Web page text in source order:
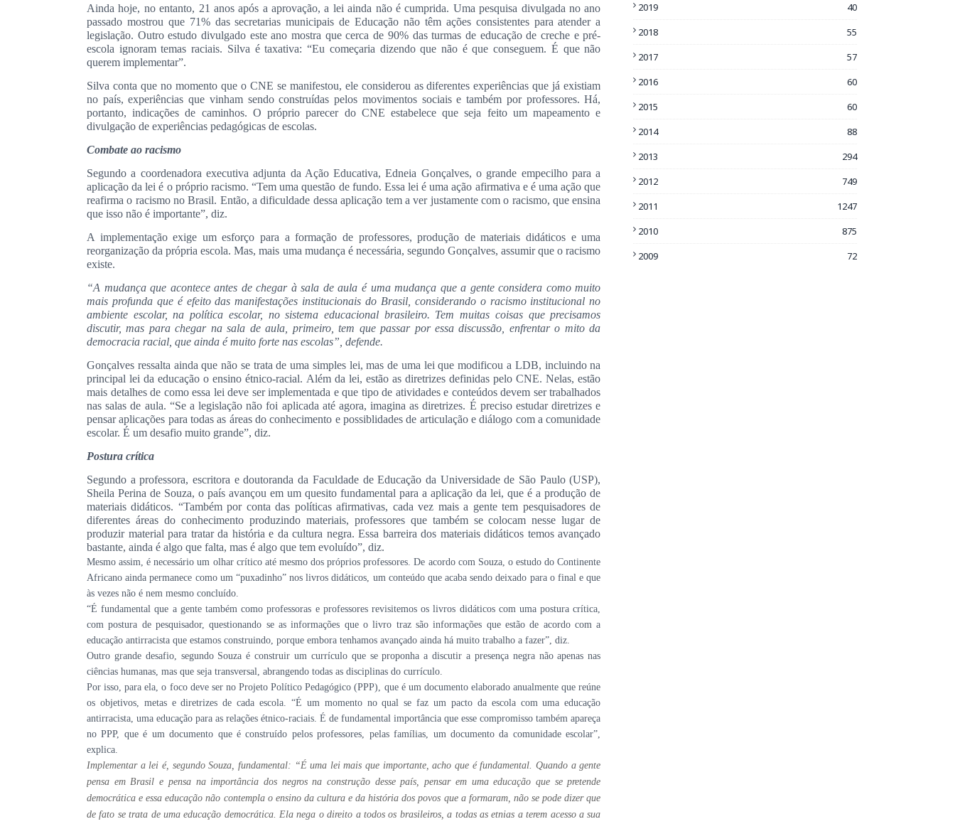
Ainda hoje, no entanto, 21 anos após a aprovação, a lei ainda não é cumprida. Uma pesquisa divulgada no ano
passado mostrou que 71% das secretarias municipais de Educação não têm ações consistentes para atender a
legislação. Outro estudo divulgado este ano mostra que cerca de 90% das turmas de educação de creche e pré-
escola ignoram temas raciais. Silva é taxativa: “Eu começaria dizendo que não é que conseguem. É que não
querem implementar”.
Silva conta que no momento que o CNE se manifestou, ele considerou as diferentes experiências que já existiam
no país, experiências que vinham sendo construídas pelos movimentos sociais e também por professores. Há,
portanto, indicações de caminhos. O próprio parecer do CNE estabelece que seja feito um mapeamento e
divulgação de experiências pedagógicas de escolas.
Combate ao racismo
Segundo a coordenadora executiva adjunta da Ação Educativa, Edneia Gonçalves, o grande empecilho para a
aplicação da lei é o próprio racismo. “Tem uma questão de fundo. Essa lei é uma ação afirmativa e é uma ação que
reafirma o racismo no Brasil. Então, a dificuldade dessa aplicação tem a ver justamente com o racismo, que ensina
que isso não é importante”, diz.
A implementação exige um esforço para a formação de professores, produção de materiais didáticos e uma
reorganização da própria escola. Mas, mais uma mudança é necessária, segundo Gonçalves, assumir que o racismo
existe.
“A mudança que acontece antes de chegar à sala de aula é uma mudança que a gente considera como muito
mais profunda que é efeito das manifestações institucionais do Brasil, considerando o racismo institucional no
ambiente escolar, na política escolar, no sistema educacional brasileiro. Tem muitas coisas que precisamos
discutir, mas para chegar na sala de aula, primeiro, tem que passar por essa discussão, enfrentar o mito da
democracia racial, que ainda é muito forte nas escolas”, defende.
Gonçalves ressalta ainda que não se trata de uma simples lei, mas de uma lei que modificou a LDB, incluindo na
principal lei da educação o ensino étnico-racial. Além da lei, estão as diretrizes definidas pelo CNE. Nelas, estão
mais detalhes de como essa lei deve ser implementada e que tipo de atividades e conteúdos devem ser trabalhados
nas salas de aula. “Se a legislação não foi aplicada até agora, imagina as diretrizes. É preciso estudar diretrizes e
pensar aplicações para todas as áreas do conhecimento e possiblidades de articulação e diálogo com a comunidade
escolar. É um desafio muito grande”, diz.
Postura crítica
Segundo a professora, escritora e doutoranda da Faculdade de Educação da Universidade de São Paulo (USP),
Sheila Perina de Souza, o país avançou em um quesito fundamental para a aplicação da lei, que é a produção de
materiais didáticos. “Também por conta das políticas afirmativas, cada vez mais a gente tem pesquisadores de
diferentes áreas do conhecimento produzindo materiais, professores que também se colocam nesse lugar de
produzir material para tratar da história e da cultura negra. Essa barreira dos materiais didáticos temos avançado
bastante, ainda é algo que falta, mas é algo que tem evoluído”, diz.
Mesmo assim, é necessário um olhar crítico até mesmo dos próprios professores. De acordo com Souza, o estudo do Continente
Africano ainda permanece como um “puxadinho” nos livros didáticos, um conteúdo que acaba sendo deixado para o final e que
às vezes não é nem mesmo concluído.
“É fundamental que a gente também como professoras e professores revisitemos os livros didáticos com uma postura crítica,
com postura de pesquisador, questionando se as informações que o livro traz são informações que estão de acordo com a
educação antirracista que estamos construindo, porque embora tenhamos avançado ainda há muito trabalho a fazer”, diz.
Outro grande desafio, segundo Souza é construir um currículo que se proponha a discutir a presença negra não apenas nas
ciências humanas, mas que seja transversal, abrangendo todas as disciplinas do currículo.
Por isso, para ela, o foco deve ser no Projeto Político Pedagógico (PPP), que é um documento elaborado anualmente que reúne
os objetivos, metas e diretrizes de cada escola. “É um momento no qual se faz um pacto da escola com uma educação
antirracista, uma educação para as relações étnico-raciais. É de fundamental importância que esse compromisso também apareça
no PPP, que é um documento que é construído pelos professores, pelas famílias, um documento da comunidade escolar”,
explica.
Implementar a lei é, segundo Souza, fundamental: “É uma lei mais que importante, acho que é fundamental. Quando a gente
pensa em Brasil e pensa na importância dos negros na construção desse país, pensar em uma educação que se pretende
democrática e essa educação não contempla o ensino da cultura e da história dos povos que a formaram, não se pode dizer que
de fato se trata de uma educação democrática. Ela nega o direito a todos os brasileiros, a todas as etnias a terem acesso a sua
2019
40
2018
55
2017
57
2016
60
2015
60
2014
88
2013
294
2012
749
2011
1247
2010
875
2009
72